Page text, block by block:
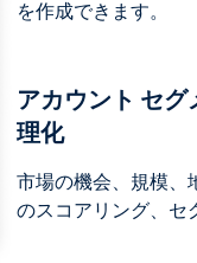
を作成できます。
アカウント セ
理化
市場の機会、規模、
のスコアリング、セ